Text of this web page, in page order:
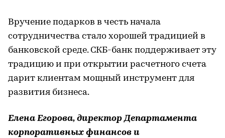
Вручение подарков в честь начала
сотрудничества стало хорошей традицией в
банковской среде. СКБ-банк поддерживает эту
традицию и при открытии расчетного счета
дарит клиентам мощный инструмент для
развития бизнеса.
Елена Егорова, директор Департамента
корпоративных финансов и